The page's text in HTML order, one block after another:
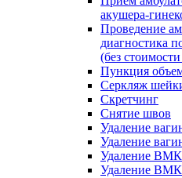
акушера-
Проведение
диагностика
(без стоимости
Пункция
Серкляж
Скретчинг
Снятие швов
Удаление
Удаление
Удаление ВМК
Удаление ВМК